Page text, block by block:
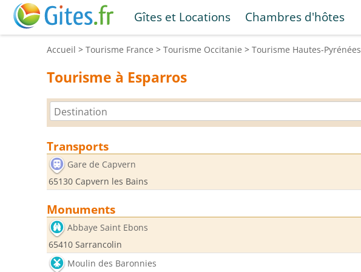
Gîtes et Locations Chambres d'hôtes
Accueil > Tourisme France > Tourisme Occitanie > Tourisme Hautes-Pyrénées
Tourisme à Esparros
Transports
Gare de Capvern
65130 Capvern les Bains
Monuments
Abbaye Saint Ebons
65410 Sarrancolin
Moulin des Baronnies